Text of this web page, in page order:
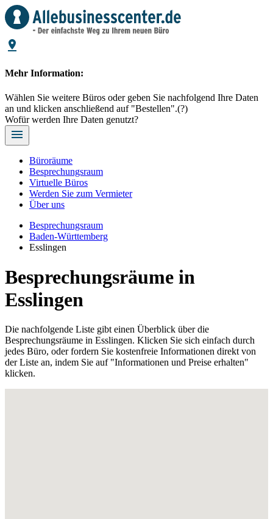
Mehr Information:
Wählen Sie weitere Büros oder geben Sie nachfolgend Ihre Daten
an und klicken anschließend auf "Bestellen".(?)
Wofür werden Ihre Daten genutzt?
Büroräume
Besprechungsraum
Virtuelle Büros
Werden Sie zum Vermieter
Über uns
Besprechungsraum
Baden-Württemberg
Esslingen
Besprechungsräume in
Esslingen
Die nachfolgende Liste gibt einen Überblick über die
Besprechungsräume in Esslingen. Klicken Sie sich einfach durch
jedes Büro, oder fordern Sie kostenfreie Informationen direkt von
der Liste an, indem Sie auf "Informationen und Preise erhalten"
klicken.